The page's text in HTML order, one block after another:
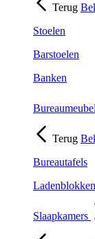
Terug
Stoelen
Barstoelen
Banken
Terug
Bureautafels
Ladenblokken
Slaapkamers